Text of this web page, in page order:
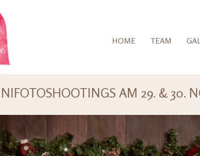
HOME TEAM
AM 29. & 30.